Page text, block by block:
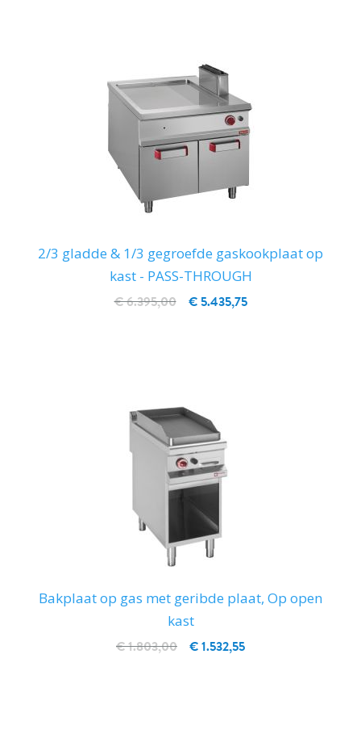
2/3 gladde & 1/3 gegroefde gaskookplaat op
kast - PASS-THROUGH
€ 5.435,75
€ 6.395,00
Bakplaat op gas met geribde plaat, Op open
kast
€ 1.532,55
€ 1.803,00